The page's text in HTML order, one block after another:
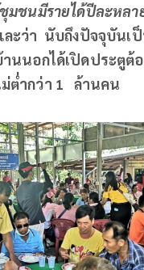
มชนมีรายได้ปีละหลา
ะว่า นับถึงปัจจุบันเป็
นนอกได้เปิดประตูต้
ต่ำกว่า 1 ล้านคน